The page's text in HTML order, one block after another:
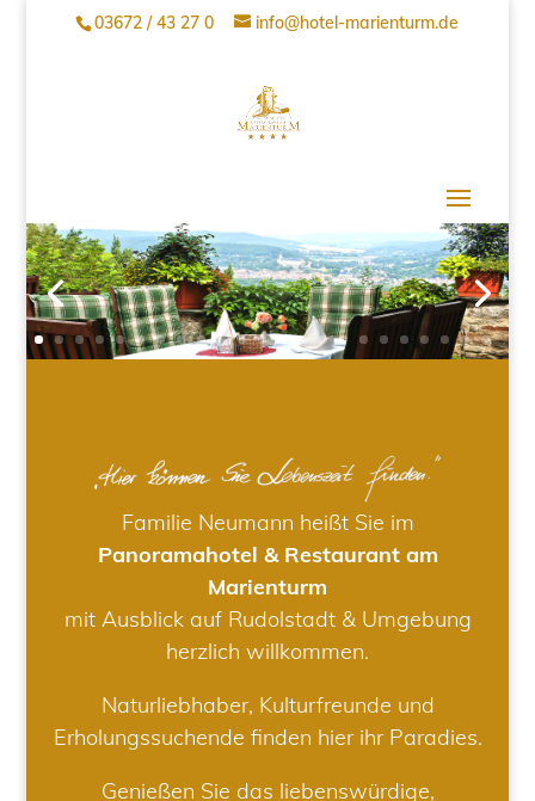
03672 / 43 27 0 info@hotel-marienturm.de
Familie Neumann heißt Sie im
Panoramahotel & Restaurant am
Marienturm
mit Ausblick auf Rudolstadt & Umgebung
herzlich willkommen.
Naturliebhaber, Kulturfreunde und
Erholungssuchende finden hier ihr Paradies.
Genießen Sie das liebenswürdige,